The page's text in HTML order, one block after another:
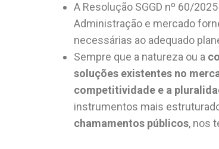
A Resolução SGGD nº 60/
Administração e mercado
necessárias ao adequado
Sempre que a natureza ou a
soluções existentes no
competitividade e a
instrumentos mais
chamamentos públicos, nos